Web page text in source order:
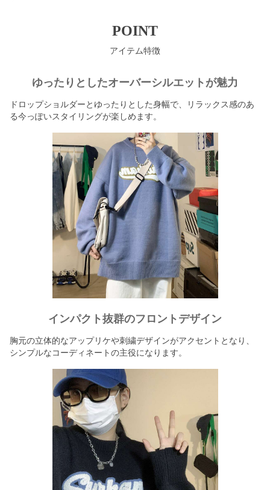
POINT
アイテム特徴
ゆったりとしたオーバーシルエットが魅力
ドロップショルダーとゆったりとした身幅で、リラックス感のあ
る今っぽいスタイリングが楽しめます。
インパクト抜群のフロントデザイン
胸元の立体的なアップリケや刺繍デザインがアクセントとなり、
シンプルなコーディネートの主役になります。